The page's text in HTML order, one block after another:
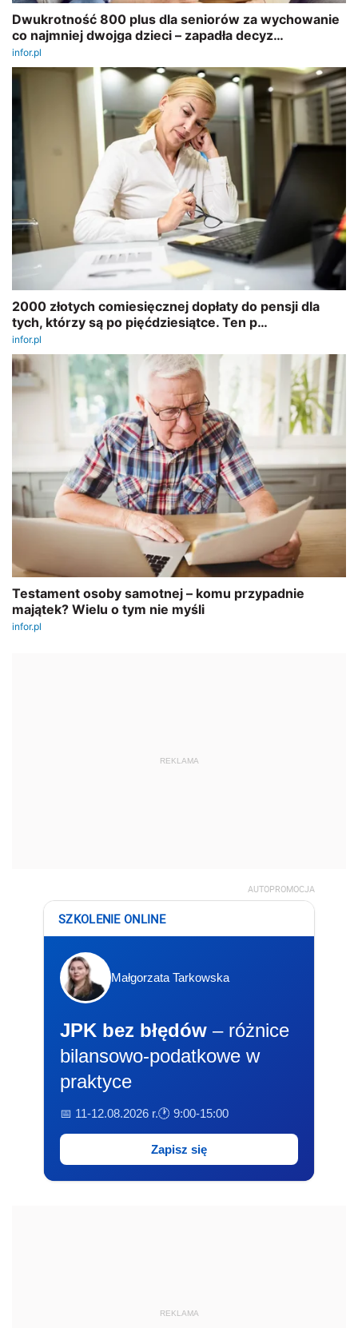
REKLAMA
AUTOPROMOCJA
SZKOLENIE ONLINE
Małgorzata Tarkowska
JPK bez błędów – różnice
bilansowo-podatkowe w
praktyce
📅 11-12.08.2026 r.🕐 9:00-15:00
Zapisz się
REKLAMA